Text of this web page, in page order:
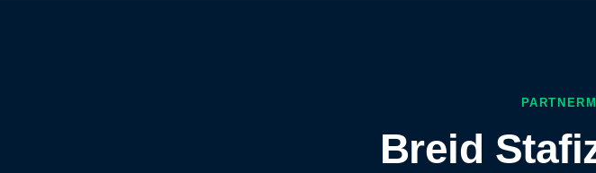
Breid